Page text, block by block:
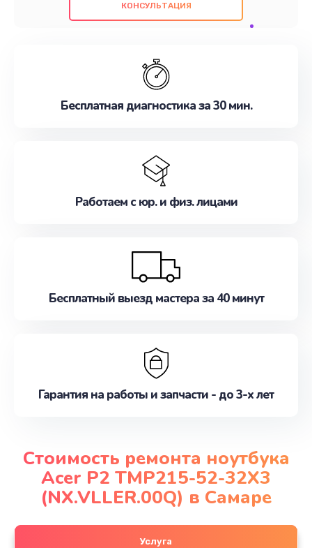
проведенных работ. Наша цель - предоставить
наилучшим образом. Не медлите записаться на
КОНСУЛЬТАЦИЯ
Бесплатная диагностика за 30 мин.
Работаем с юр. и физ. лицами
Бесплатный выезд мастера за 40 минут
Гарантия на работы и запчасти - до 3-х лет
Стоимость ремонта ноутбука
Acer P2 TMP215-52-32X3
(NX.VLLER.00Q) в Самаре
Услуга